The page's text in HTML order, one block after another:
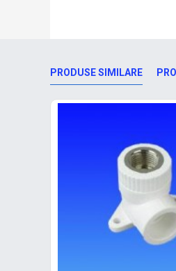
PRODUSE SIMILARE